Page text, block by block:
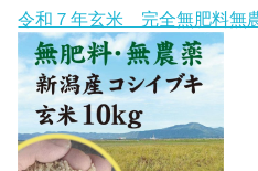
令和７年玄米 完全無肥料無